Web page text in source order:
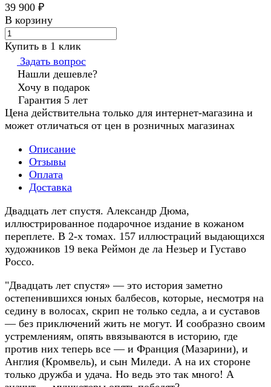
39 900 ₽
В корзину
Купить в 1 клик
Задать вопрос
Нашли дешевле?
Хочу в подарок
Гарантия 5 лет
Цена действительна только для интернет-магазина и
может отличаться от цен в розничных магазинах
Описание
Отзывы
Оплата
Доставка
Двадцать лет спустя. Александр Дюма,
иллюстрированное подарочное издание в кожаном
переплете. В 2-х томах. 157 иллюстраций выдающихся
художников 19 века Реймон де ла Незьер и Густаво
Россо.
"Двадцать лет спустя» — это история заметно
остепенившихся юных балбесов, которые, несмотря на
седину в волосах, скрип не только седла, а и суставов
— без приключений жить не могут. И сообразно своим
устремлениям, опять ввязываются в историю, где
против них теперь все — и Франция (Мазарини), и
Англия (Кромвель), и сын Миледи. А на их стороне
только дружба и удача. Но ведь это так много! А